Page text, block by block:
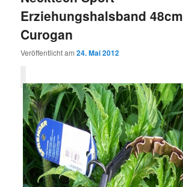
Erziehungshalsband 48cm
Curogan
Veröffentlicht am24. Mai 2012